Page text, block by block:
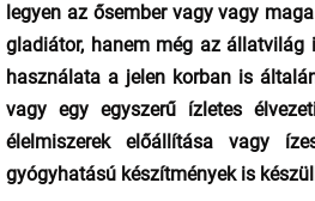
legyen az ősember vagy vagy
gladiátor, hanem még az állatvilág
használata a jelen korban is
vagy egy egyszerű ízletes
élelmiszerek előállítása vagy
gyógyhatású készítmények is